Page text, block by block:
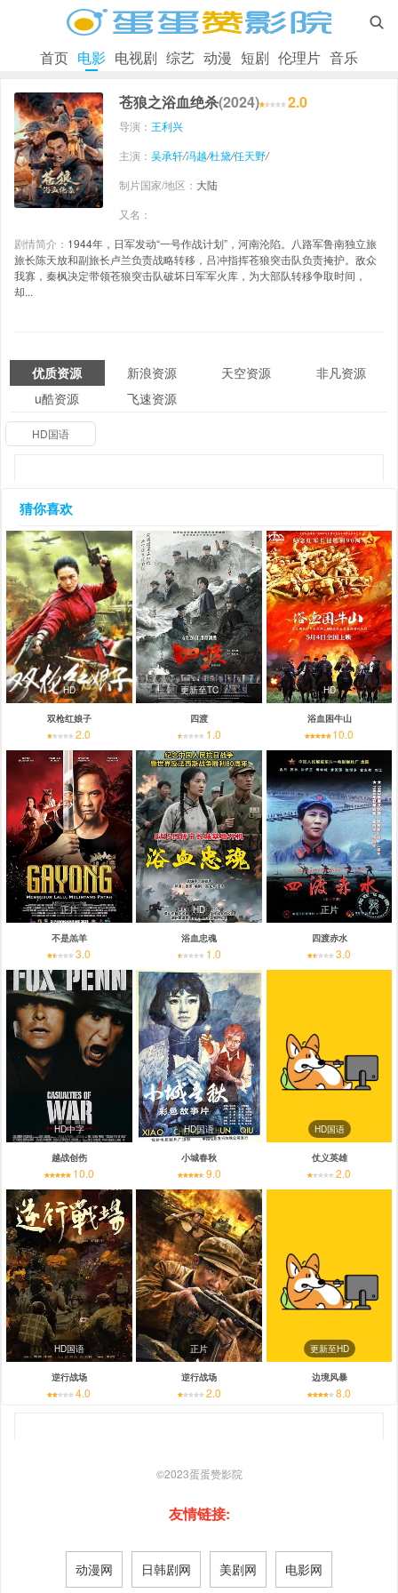

首页 电影 电视剧 综艺 动漫 短剧 伦理片 音乐
苍狼之浴血绝杀(2024) 2.0
导演： 王利兴
主演： 吴承轩/冯越/杜黛/任天野/
制片国家/地区： 大陆
又名：
剧情简介： 1944年，日军发动“一号作战计划”，河南沦陷。八路军鲁南独立旅
旅长陈天放和副旅长卢兰负责战略转移，吕冲指挥苍狼突击队负责掩护。敌众
我寡，秦枫决定带领苍狼突击队破坏日军军火库，为大部队转移争取时间，
却...
优质资源 新浪资源 天空资源
非凡资源
u酷资源
飞速资源
HD国语
猜你喜欢
HD
双枪红娘子
2.0
更新至TC
四渡
1.0
HD
浴血困牛山
10.0
正片
不是羔羊
3.0
HD
浴血忠魂
1.0
正片
四渡赤水
3.0
HD中字
越战创伤
10.0
HD国语
小城春秋
9.0
HD国语
仗义英雄
2.0
HD国语
逆行战场
4.0
正片
逆行战场
2.0
更新至HD
边境风暴
8.0
©2023蛋蛋赞影院
友情链接:
动漫网 日韩剧网 美剧网 电影网